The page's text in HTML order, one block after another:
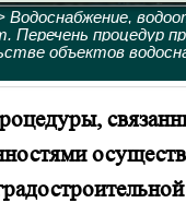
Водоснабжение,
Перечень процедур
объектов